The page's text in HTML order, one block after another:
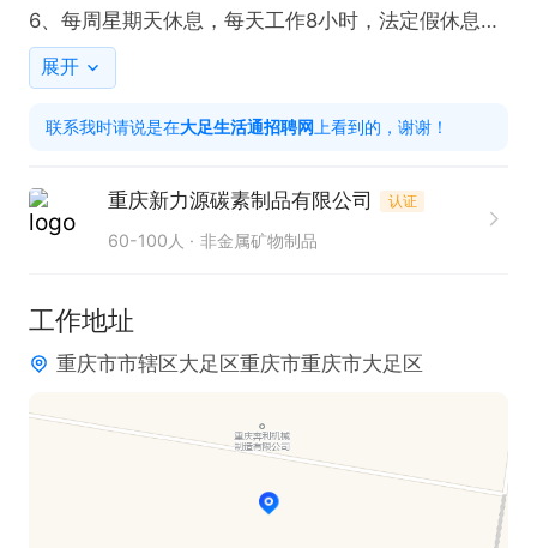
6、每周星期天休息，每天工作8小时，法定假休息，
无夜班，计件工作相对自由、管理人性化。
（工作日8:00-11:30 期间电话）。
展开
联系我时请说是在大足生活通招聘网 上看到的，谢谢！
重庆新力源碳素制品有限公司 认证
60-100人 非金属矿物制品
工作地址
重庆市市辖区大足区重庆市重庆市大足区